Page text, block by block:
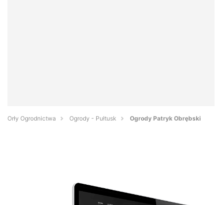
Orły Ogrodnictwa Ogrody - Pułtusk Ogrody Patryk Obrębski